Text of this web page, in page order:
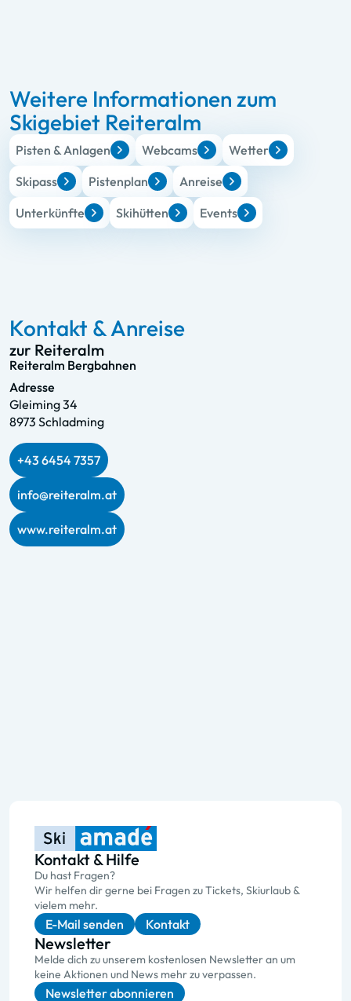
Weitere Informationen zum
Skigebiet Reiteralm
Pisten & Anlagen Webcams
Wetter
Skipass
Pistenplan
Anreise
Unterkünfte
Skihütten Events
Kontakt & Anreise
zur Reiteralm
Reiteralm Bergbahnen
Adresse
Gleiming 34
8973 Schladming
+43 6454 7357
info@reiteralm.at
www.reiteralm.at
Kontakt & Hilfe
Du hast Fragen?
Wir helfen dir gerne bei Fragen zu Tickets, Skiurlaub &
vielem mehr.
E-Mail senden Kontakt
Newsletter
Melde dich zu unserem kostenlosen Newsletter an um
keine Aktionen und News mehr zu verpassen.
Newsletter abonnieren